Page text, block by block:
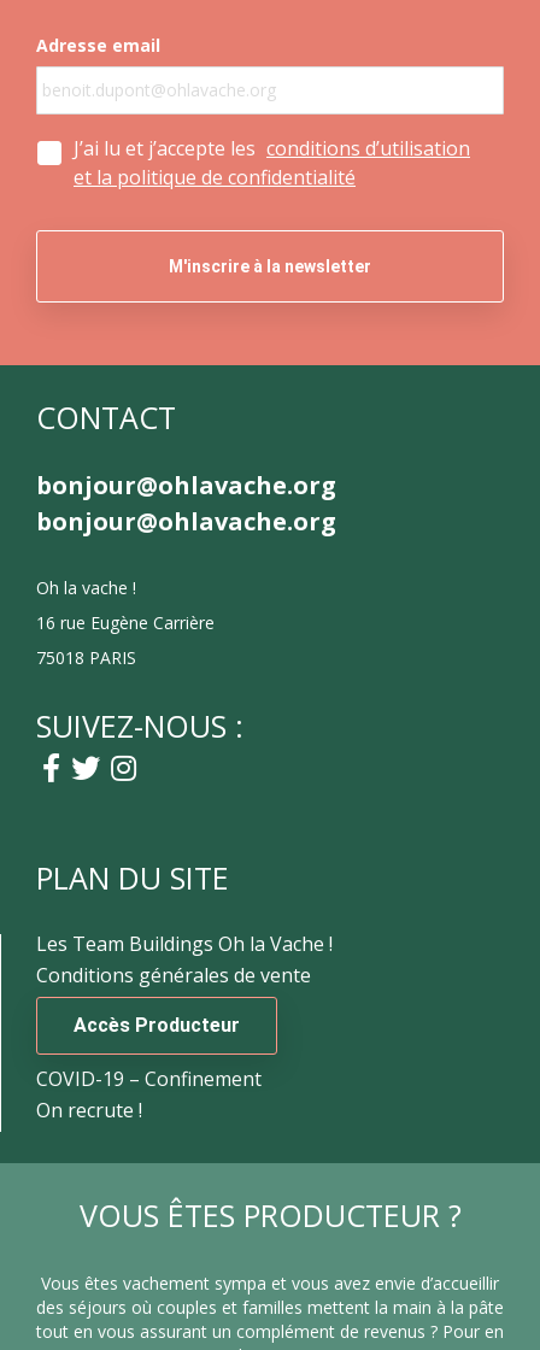
Adresse email
J’ai lu et j’accepte les conditions d’utilisation
et la politique de confidentialité
CONTACT
bonjour@ohlavache.org
bonjour@ohlavache.org
Oh la vache !
16 rue Eugène Carrière
75018 PARIS
SUIVEZ-NOUS :
PLAN DU SITE
Les Team Buildings Oh la Vache !
Conditions générales de vente
Accès Producteur
COVID-19 – Confinement
On recrute !
VOUS ÊTES PRODUCTEUR ?
Vous êtes vachement sympa et vous avez envie d’accueillir
des séjours où couples et familles mettent la main à la pâte
tout en vous assurant un complément de revenus ? Pour en